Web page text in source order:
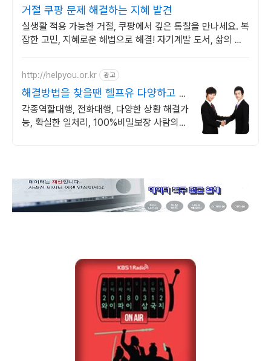
거절 쿠팡 문제 해결하는 지혜 발견
실생활 적용 가능한 거절, 쿠팡에서 깊은 통찰을 만나세요. 복
잡한 고민, 지혜로운 해법으로 해결! 자기계발 도서, 삶의 길
http://helpyou.or.kr 광고
해결방법을 찾을땐 헬프유 다양하고 어
려운 상황해결가능
각종역할대행, 전화대행, 다양한 상황 해결가
능, 확실한 일처리, 100%비밀보장 사람의